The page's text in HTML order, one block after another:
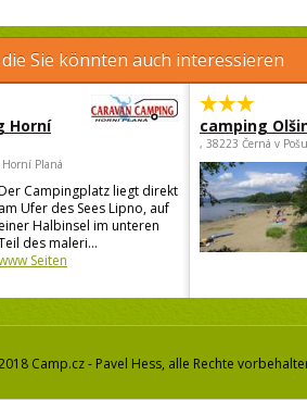
Sie könnten auch interessieren
Horní
Planá
Campingplatz liegt direkt
am Ufer des Sees Lipno, auf
einer Halbinsel im unteren
des maleri...
Seiten
camping
, 38223 Černá v
Camp.cz - Pavel Hess, alle Rechte